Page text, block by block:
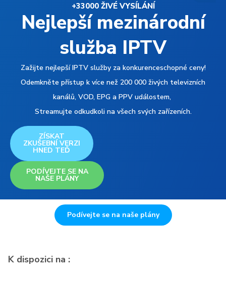
+33000 ŽIVÉ VYSÍLÁNÍ
Nejlepší mezinárodní
služba IPTV
Zažijte nejlepší IPTV služby za konkurenceschopné ceny!
Odemkněte přístup k více než 200 000 živých televizních
kanálů, VOD, EPG a PPV událostem,
Streamujte odkudkoli na všech svých zařízeních.
ZÍSKAT
ZKUŠEBNÍ VERZI
HNED TEĎ
PODÍVEJTE SE NA
NAŠE PLÁNY
Podívejte se na naše plány
K dispozici na :